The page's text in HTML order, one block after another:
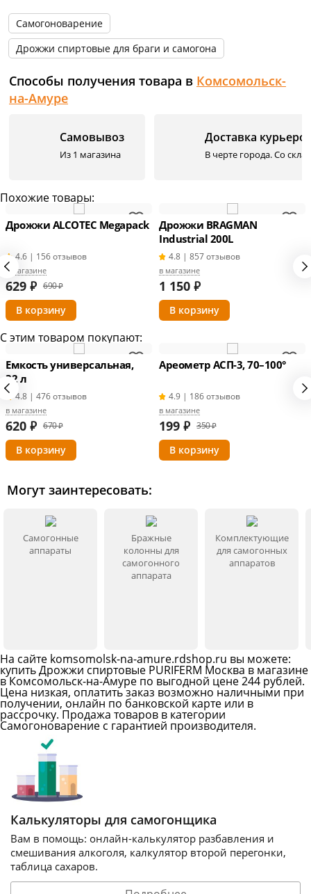
Самогоноварение
Дрожжи спиртовые для браги и самогона
Способы получения товара в Комсомольск-
на-Амуре
Самовывоз
Из 1 магазина
Доставка
В черте города. Со
Похожие товары:
Дрожжи ALCOTEC Megapack
4.6 | 156 отзывов
в магазине
629 ₽ 690 ₽
Дрожжи BRAGMAN
Industrial 200L
4.8 | 857 отзывов
в магазине
1 150 ₽
С этим товаром покупают:
Емкость универсальная,
32 л
4.8 | 476 отзывов
в магазине
620 ₽ 670 ₽
Ареометр АСП-3, 70–100°
4.9 | 186 отзывов
в магазине
199 ₽ 350 ₽
Могут заинтересовать:
Самогонные
аппараты
Бражные
колонны для
самогонного
аппарата
Комплектующие
для самогонных
аппаратов
На сайте komsomolsk-na-amure.rdshop.ru вы можете:
купить Дрожжи спиртовые PURIFERM Москва в магазине
в Комсомольск-на-Амуре по выгодной цене 244 рублей.
Цена низкая, оплатить заказ возможно наличными при
получении, онлайн по банковской карте или в
рассрочку. Продажа товаров в категории
Самогоноварение с гарантией производителя.
Калькуляторы для самогонщика
Вам в помощь: онлайн-калькулятор разбавления и
смешивания алкоголя, калкулятор второй перегонки,
таблица сахаров.